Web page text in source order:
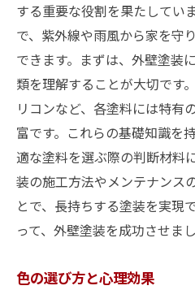
テクスチャを活か
異素材の組み合わ
ライトアップ効果
周囲の景観に溶け込
外壁塗装のカラースキ
外観を実現
カラースキームとは
周囲の環境に合わせ
補色と類似色の効果
する重要な役割を果たしてい
で、紫外線や雨風から家を守
できます。まずは、外壁塗装
類を理解することが大切です
リコンなど、各塗料には特有
富です。これらの基礎知識を
適な塗料を選ぶ際の判断材料
装の施工方法やメンテナンス
とで、長持ちする塗装を実現
って、外壁塗装を成功させまし
色の選び方と心理効果